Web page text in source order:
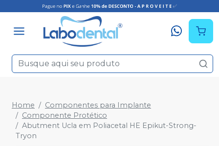
Home
Componentes para Implante
Componente Protético
Abutment Ucla em Poliacetal HE Epikut-Strong-
Tryon